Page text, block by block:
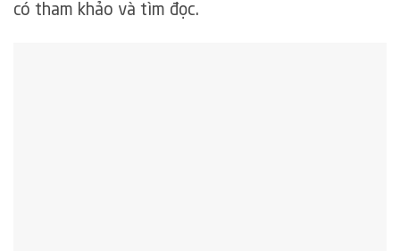
có tham khảo và tìm đọc.